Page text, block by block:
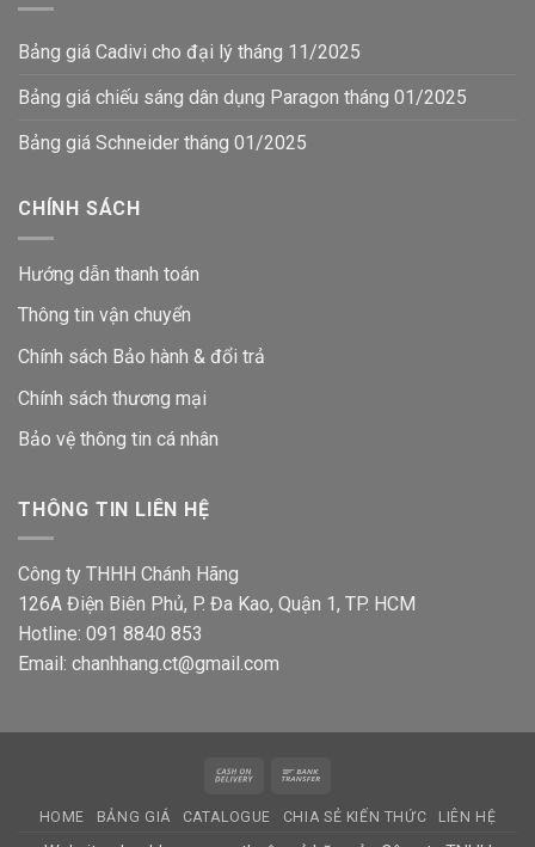
Bảng giá Cadivi cho đại lý tháng 11/2025
Bảng giá chiếu sáng dân dụng Paragon tháng 01/2025
Bảng giá Schneider tháng 01/2025
CHÍNH SÁCH
Hướng dẫn thanh toán
Thông tin vận chuyển
Chính sách Bảo hành & đổi trả
Chính sách thương mại
Bảo vệ thông tin cá nhân
THÔNG TIN LIÊN HỆ
Công ty THHH Chánh Hãng
126A Điện Biên Phủ, P. Đa Kao, Quận 1, TP. HCM
Hotline: 091 8840 853
Email: chanhhang.ct@gmail.com
Cash
Delivery
HOME BẢNG GIÁ CATALOGUE CHIA SẺ KIẾN THỨC LIÊN HỆ